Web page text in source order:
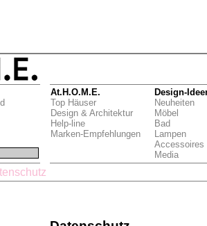
At.H.O.M.E.
Top Häuser
Design & Architektur
Help-line
Marken-Empfehlungen
Design-
Neuheiten
Möbel
Bad
Lampen
Accessoires
Media